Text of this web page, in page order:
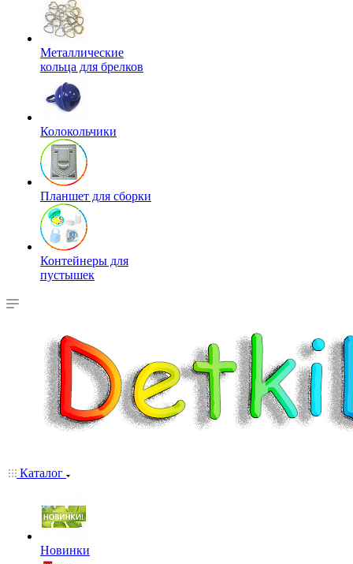
Металлические
кольца для брелков
Колокольчики
Планшет для сборки
Контейнеры для
пустышек
Каталог
Новинки